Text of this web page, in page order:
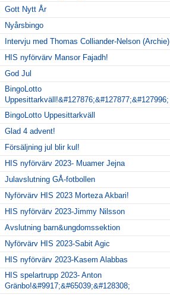
Gott Nytt År
Nyårsbingo
Intervju med Thomas Colliander-Nelson (Archie)
HIS nyförvärv Mansor Fajadh!
God Jul
BingoLotto
Uppesittarkväll!&#127876;&#127877;&#127996;
BingoLotto Uppesittarkväll
Glad 4 advent!
Försäljning jul blir kul!
HIS nyförvärv 2023- Muamer Jejna
Julavslutning GÅ-fotbollen
Nyförvärv HIS 2023 Morteza Akbari!
HIS nyförvärv 2023-Jimmy Nilsson
Avslutning barn&ungdomssektion
Nyförvärv HIS 2023-Sabit Agic
HIS nyförvärv 2023-Kasem Alabbas
HIS spelartrupp 2023- Anton
Gränbo!&#9917;&#65039;&#128308;